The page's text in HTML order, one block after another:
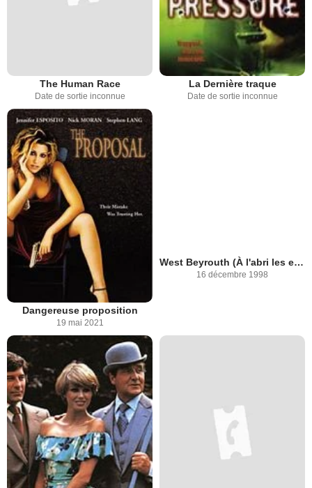
The Human Race
Date de sortie inconnue
La Dernière traque
Date de sortie inconnue
Dangereuse proposition
19 mai 2021
West Beyrouth (À l'abri les enfants)
16 décembre 1998